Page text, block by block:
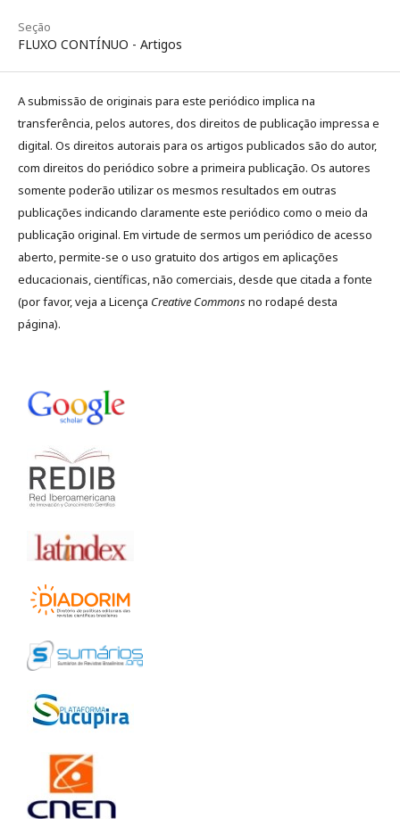
Seção
FLUXO CONTÍNUO - Artigos
A submissão de originais para este periódico implica na
transferência, pelos autores, dos direitos de publicação impressa e
digital. Os direitos autorais para os artigos publicados são do autor,
com direitos do periódico sobre a primeira publicação. Os autores
somente poderão utilizar os mesmos resultados em outras
publicações indicando claramente este periódico como o meio da
publicação original. Em virtude de sermos um periódico de acesso
aberto, permite-se o uso gratuito dos artigos em aplicações
educacionais, científicas, não comerciais, desde que citada a fonte
(por favor, veja a Licença Creative Commonsno rodapé desta
página).